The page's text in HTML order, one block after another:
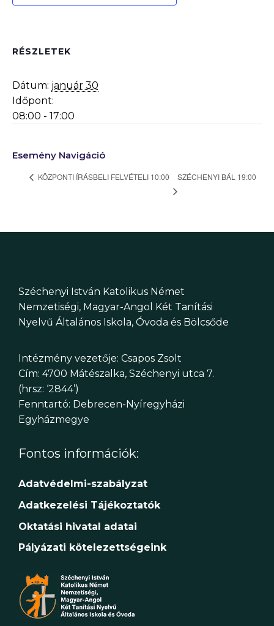
RÉSZLETEK
Dátum: január 30
Időpont:
08:00 - 17:00
Esemény Navigáció
KÖZPONTI ÍRÁSBELI FELVÉTELI 10:00 SZÉCHENYI BÁL 19:00
Széchenyi István Katolikus Német
Nemzetiségi, Magyar-Angol Két Tanítási
Nyelvű Általános Iskola, Óvoda és Bölcsőde
Intézmény vezetője: Csapos Zsolt
Cím: 4700 Mátészalka, Széchenyi utca 7.
(hrsz: ‘2844’)
Fenntartó: Debrecen-Nyíregyházi
Egyházmegye
Fontos információk:
Adatvédelmi-szabályzat
Adatkezelési Tájékoztatók
Oktatási hivatal adatai
Pályázati kötelezettségeink